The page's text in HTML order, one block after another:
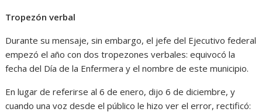
Tropezón verbal
Durante su mensaje, sin embargo, el jefe del Ejecutivo federal
empezó el año con dos tropezones verbales: equivocó la
fecha del Día de la Enfermera y el nombre de este municipio.
En lugar de referirse al 6 de enero, dijo 6 de diciembre, y
cuando una voz desde el público le hizo ver el error, rectificó: